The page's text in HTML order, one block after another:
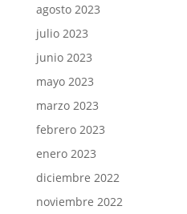
agosto 2023
julio 2023
junio 2023
mayo 2023
marzo 2023
febrero 2023
enero 2023
diciembre 2022
noviembre 2022